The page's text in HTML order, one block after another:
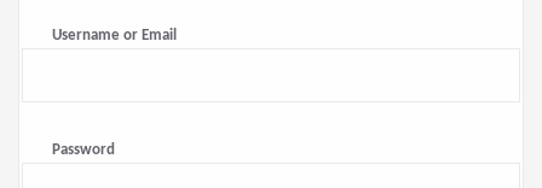
Username or Email
Password